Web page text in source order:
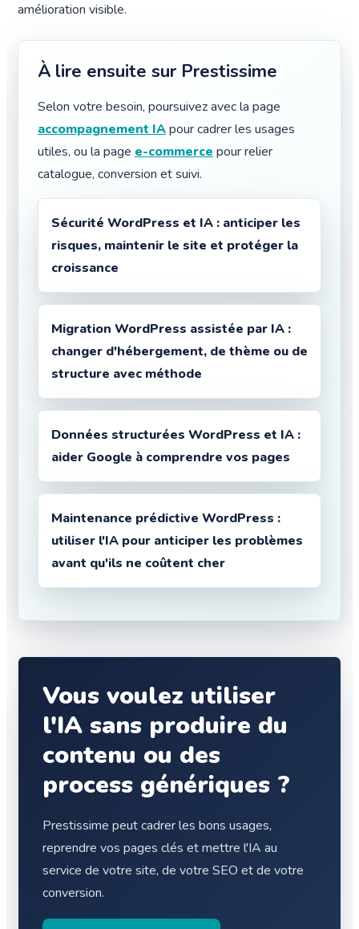
amélioration visible.
À lire ensuite sur Prestissime
Selon votre besoin, poursuivez avec la page
accompagnement IApour cadrer les usages
utiles, ou la page e-commerce pour relier
catalogue, conversion et suivi.
Sécurité WordPress et IA : anticiper les
risques, maintenir le site et protéger la
croissance
Migration WordPress assistée par IA :
changer d'hébergement, de thème ou de
structure avec méthode
Données structurées WordPress et IA :
aider Google à comprendre vos pages
Maintenance prédictive WordPress :
utiliser l'IA pour anticiper les problèmes
avant qu'ils ne coûtent cher
Vous voulez utiliser
l'IA sans produire du
contenu ou des
process génériques ?
Prestissime peut cadrer les bons usages,
reprendre vos pages clés et mettre l'IA au
service de votre site, de votre SEO et de votre
conversion.